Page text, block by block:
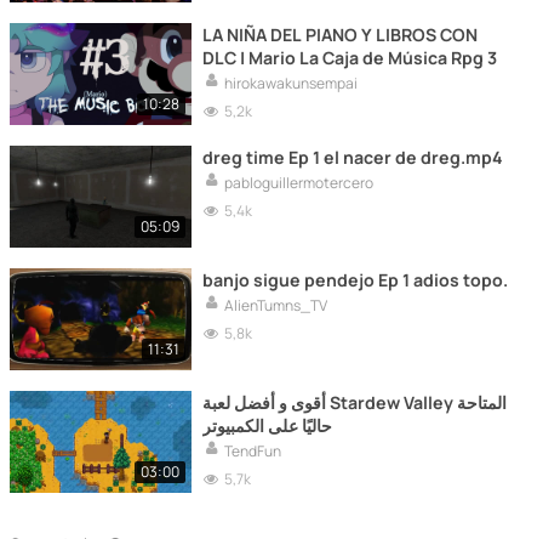
10:28
LA NIÑA DEL PIANO Y LIBROS CON
DLC | Mario La Caja de Música Rpg 3
hirokawakunsempai
5,2k
05:09
dreg time Ep 1 el nacer de dreg.mp4
pabloguillermotercero
5,4k
11:31
banjo sigue pendejo Ep 1 adios topo.
AlienTumns_TV
5,8k
03:00
أقوى و أفضل لعبة Stardew Valley المتاحة
حاليًا على الكمبيوتر
TendFun
5,7k